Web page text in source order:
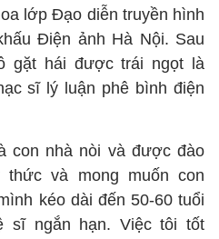
lớp Đạo diễn truyền hình
Điện ảnh Hà Nội. Sau
gặt hái được trái ngọt là
sĩ lý luận phê bình điện
con nhà nòi và được đào
và mong muốn con
kéo dài đến 50-60 tuổi
sĩ ngắn hạn. Việc tôi tốt